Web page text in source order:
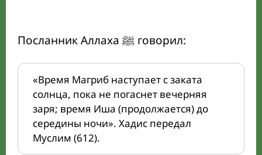
Посланник Аллаха ﷺ говорил:
«Время Магриб наступает с заката
солнца, пока не погаснет вечерняя
заря; время Иша (продолжается) до
середины ночи». Хадис передал
Муслим (612).